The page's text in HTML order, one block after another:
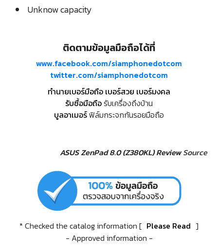
Unknow capacity
ติดตามข้อมูลมือถือได้ที่
www.facebook.com/siamphonedotcom
twitter.com/siamphonedotcom
ทำนายเบอร์มือถือ เบอร์สวย เบอร์มงคล
รับซื้อมือถือรับเครื่องถึงบ้าน
บูลอาเมอร์ฟิล์มกระจกกันรอยมือถือ
ASUS ZenPad 8.0 (Z380KL) Review Source
* Checked the catalog information [ Please Read ]
- Approved information -